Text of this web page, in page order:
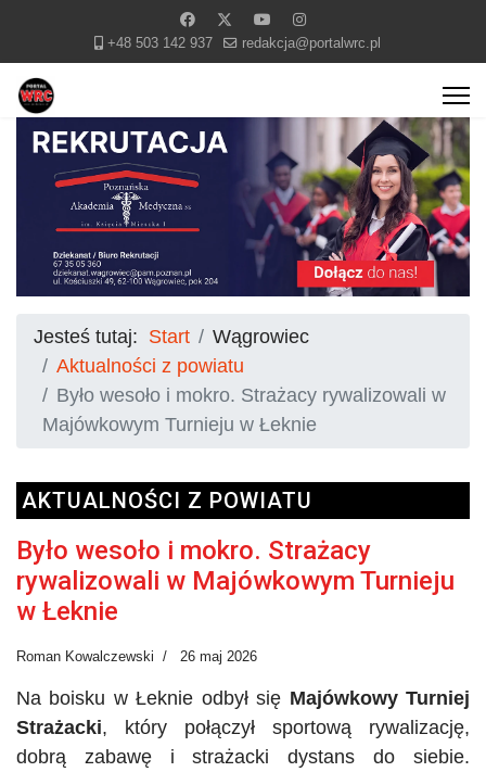
+48 503 142 937 redakcja@portalwrc.pl
Jesteś tutaj: Start
Wągrowiec
Aktualności z powiatu
Było wesoło i mokro. Strażacy rywalizowali w
Majówkowym Turnieju w Łeknie
AKTUALNOŚCI Z POWIATU
Było wesoło i mokro. Strażacy
rywalizowali w Majówkowym Turnieju
w Łeknie
Roman Kowalczewski 26 maj 2026
Na boisku w Łeknie odbył się Majówkowy Turniej
Strażacki, który połączył sportową rywalizację,
dobrą zabawę i strażacki dystans do siebie.